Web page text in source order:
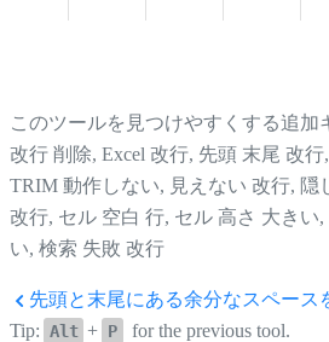
このツールを見つけやすくする追加
改行 削除, Excel 改行, 先頭 末尾 改行,
TRIM 動作しない, 見えない 改行, 隠
改行, セル 空白 行, セル 高さ 大きい
い, 検索 失敗 改行
先頭と末尾にある余分なスペース
Tip: Alt + P for the previous tool.